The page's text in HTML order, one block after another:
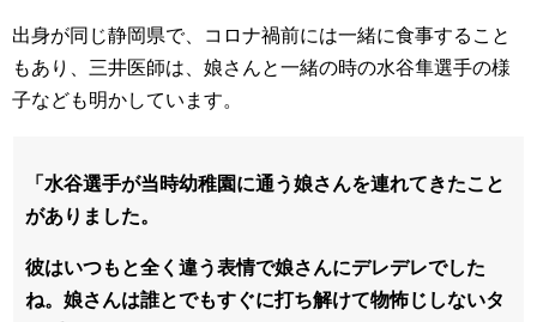
出身が同じ静岡県で、コロナ禍前には一緒に食事すること
もあり、三井医師は、娘さんと一緒の時の水谷隼選手の様
子なども明かしています。
「水谷選手が当時幼稚園に通う娘さんを連れてきたこと
がありました。
彼はいつもと全く違う表情で娘さんにデレデレでした
ね。娘さんは誰とでもすぐに打ち解けて物怖じしないタ